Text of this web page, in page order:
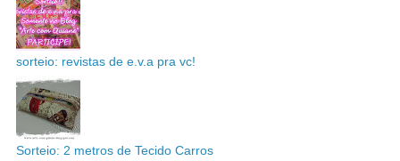
sorteio: revistas de e.v.a pra vc!
Sorteio: 2 metros de Tecido Carros